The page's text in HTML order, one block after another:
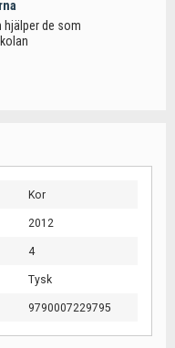
de som
Kor
2012
4
Tysk
9790007229795